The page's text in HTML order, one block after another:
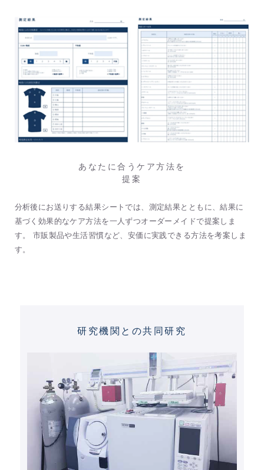
あなたに合うケア方法を
提案
分析後にお送りする結果シートでは、測定結果とともに、結果に
基づく効果的なケア方法を一人ずつオーダーメイドで提案しま
す。 市販製品や生活習慣など、安価に実践できる方法を考案しま
す。
研究機関との共同研究